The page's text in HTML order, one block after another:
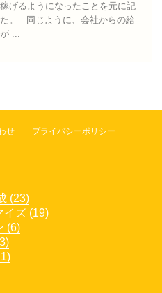
げるようになったことを元に記
。 同じように、会社からの給
...
せ プライバシーポリシー
(23)
イズ (19)
(6)